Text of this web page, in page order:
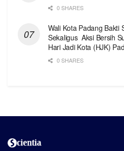
0 SHARES
Wali Kota Padang Bakti
Sekaligus Aksi Bersih
Hari Jadi Kota (HJK)
0 SHARES